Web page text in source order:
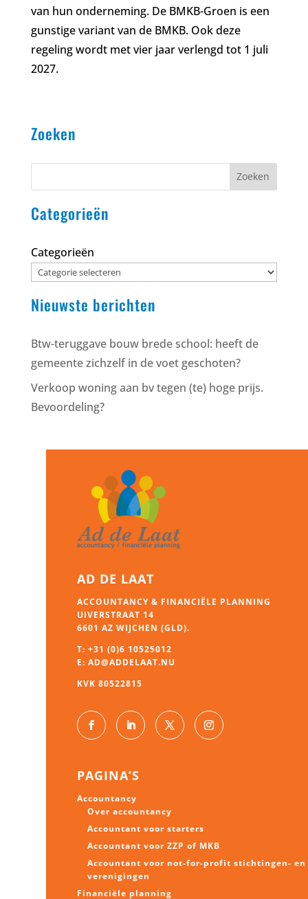
van hun onderneming. De BMKB-Groen is een
gunstige variant van de BMKB. Ook deze
regeling wordt met vier jaar verlengd tot 1 juli
2027.
Zoeken
Zoeken
Categorieën
Categorieën
Nieuwste berichten
Btw-teruggave bouw brede school: heeft de
gemeente zichzelf in de voet geschoten?
Verkoop woning aan bv tegen (te) hoge prijs.
Bevoordeling?
AD DE LAAT
ACCOUNTANCY & FINANCIËLE PLANNING
UIVERSTRAAT 14
6601 AZ WIJCHEN (GLD).
T: +31 (0)6 10525012
E: AD@ADDELAAT.NU
KVK 80522815
PAGINA’S
Accountancy
Over accountancy
Accountant voor starters
Accountant voor ZZP of MKB
Accountant voor not-for-profit stichtingen- en
verenigingen
Financiële planning